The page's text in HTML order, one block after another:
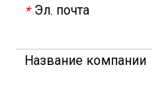
* Эл. почта
Название компании